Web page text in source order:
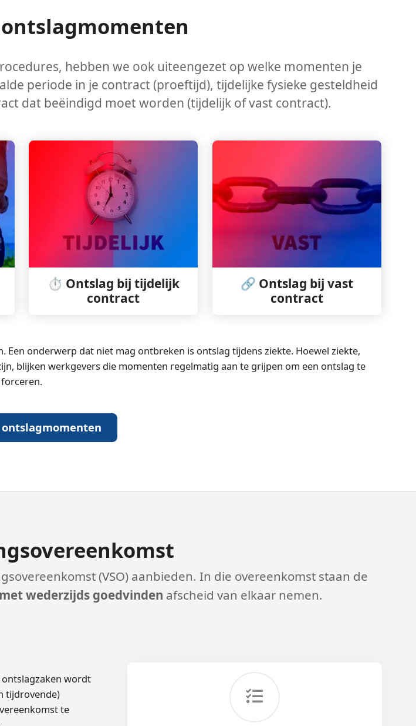
hebben we ook uiteengezet op welke momenten je
periode in je contract (proeftijd), tijdelijke fysieke gesteldheid
dat beëindigd moet worden (tijdelijk of vast contract).
⏱️ Ontslag bij tijdelijk
contract
🔗 Ontslag bij vast
contract
onderwerp dat niet mag ontbreken is ontslag tijdens ziekte. Hoewel ziekte,
blijken werkgevers die momenten regelmatig aan te grijpen om een ontslag te
forceren.
(VSO) aanbieden. In die overeenkomst staan de
met wederzijds goedvinden afscheid van elkaar nemen.
wordt
tijdrovende)
te